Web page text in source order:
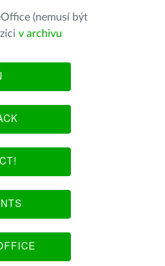
(nemusí být
v archivu